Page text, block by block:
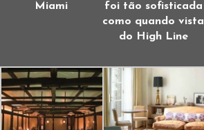
Miami
foi tão sofisticada
como quando vista
do High Line